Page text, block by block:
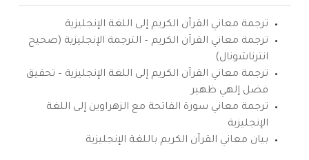
ترجمة معاني القرآن الكريم إلى اللغة الإنجليزية
ترجمة معاني القرآن الكريم – الترجمة الإنجليزية (صحيح
انترناشونال)
ترجمة معاني القرآن الكريم إلى اللغة الإنجليزية – تحقيق
فضل إلهي ظهير
ترجمة معاني سورة الفاتحة مع الزهراوين إلى اللغة
الإنجليزية
بيان معاني القرآن الكريم باللغة الإنجليزية